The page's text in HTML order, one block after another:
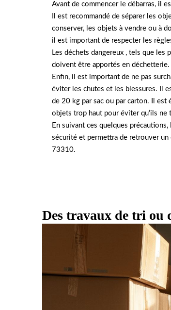
Avant de commencer le débarras, il
Il est recommandé de séparer les
conserver, les objets à vendre ou à
il est important de respecter les
Les déchets dangereux , tels que
doivent être apportés en déchetterie.
Enfin, il est important de ne pas
éviter les chutes et les blessures. Il
de 20 kg par sac ou par carton. Il est
objets trop haut pour éviter qu’ils ne
En suivant ces quelques
sécurité et permettra de retrouver
73310.
Des travaux de tri ou